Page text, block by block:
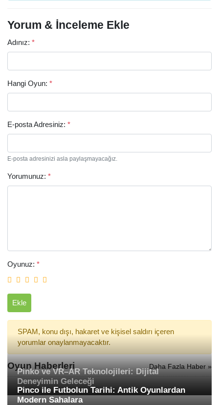
Arama
Yorum & İnceleme Ekle
Adınız: *
Hangi Oyun: *
E-posta Adresiniz: *
E-posta adresinizi asla paylaşmayacağız.
Yorumunuz: *
Oyunuz: *
Ekle
SPAM, konu dışı, hakaret ve kişisel saldırı içeren
yorumlar onaylanmayacaktır.
Oyun Haberleri Daha Fazla Haber »
Pinko ve VR–AR Teknolojileri: Dijital
Deneyimin Geleceği
Pinco ile Futbolun Tarihi: Antik Oyunlardan
Modern Sahalara